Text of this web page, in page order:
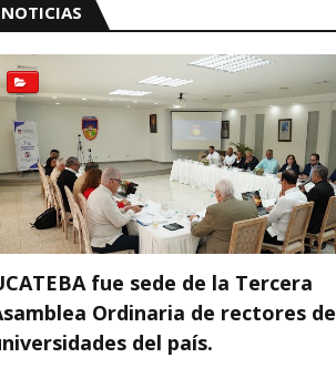
NOTICIAS
fue sede de la Tercera
Ordinaria de rectores de
del país.